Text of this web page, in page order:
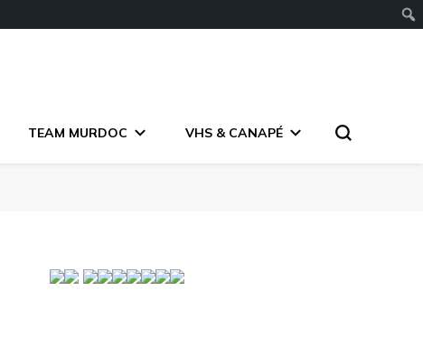
TEAM MURDOC VHS & CANAPÉ